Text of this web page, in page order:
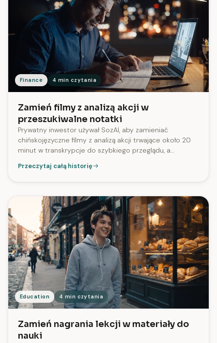
Finance 4 min czytania
Zamień filmy z analizą akcji w
przeszukiwalne notatki
Prywatny inwestor używał SozAI, aby zamieniać
chińskojęzyczne filmy z analizą akcji trwające około 20
minut w transkrypcje do szybkiego przeglądu, a
inne szczegóły bez ponownego oglądania.
Przeczytaj całą historię
Education 4 min czytania
Zamień nagrania lekcji w materiały do
nauki